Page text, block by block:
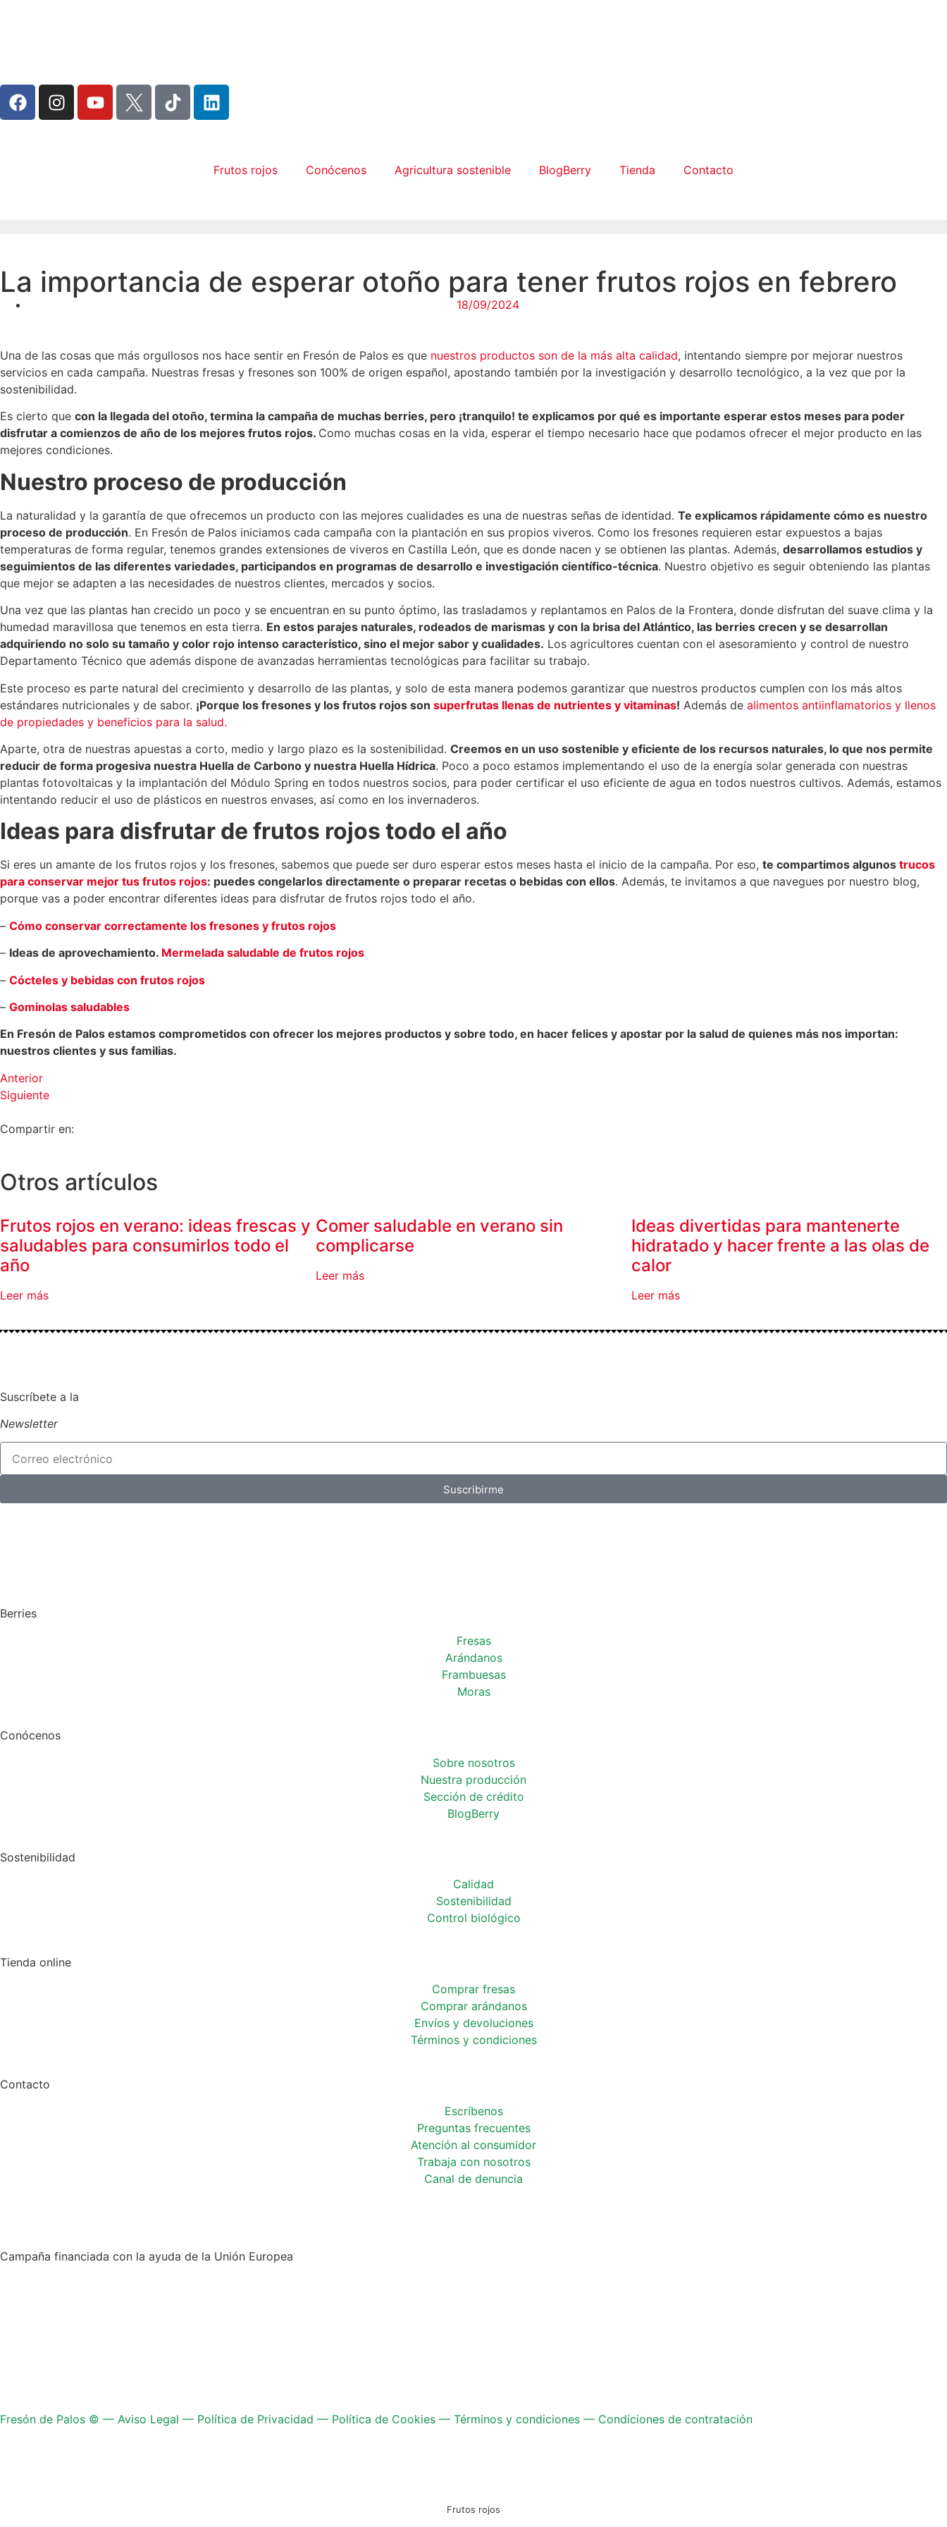
Frutos rojos Conócenos Agricultura sostenible BlogBerry Tienda Contacto
La importancia de esperar otoño para tener frutos rojos en febrero
18/09/2024
Una de las cosas que más orgullosos nos hace sentir en Fresón de Palos es que nuestros productos son de la más alta calidad, intentando siempre por mejorar nuestros
servicios en cada campaña. Nuestras fresas y fresones son 100% de origen español, apostando también por la investigación y desarrollo tecnológico, a la vez que por la
sostenibilidad.
Es cierto que con la llegada del otoño, termina la campaña de muchas berries, pero ¡tranquilo! te explicamos por qué es importante esperar estos meses para poder
disfrutar a comienzos de año de los mejores frutos rojos. Como muchas cosas en la vida, esperar el tiempo necesario hace que podamos ofrecer el mejor producto en las
mejores condiciones.
Nuestro proceso de producción
La naturalidad y la garantía de que ofrecemos un producto con las mejores cualidades es una de nuestras señas de identidad. Te explicamos rápidamente cómo es nuestro
proceso de producción. En Fresón de Palos iniciamos cada campaña con la plantación en sus propios viveros. Como los fresones requieren estar expuestos a bajas
temperaturas de forma regular, tenemos grandes extensiones de viveros en Castilla León, que es donde nacen y se obtienen las plantas. Además, desarrollamos estudios y
seguimientos de las diferentes variedades, participandos en programas de desarrollo e investigación científico-técnica. Nuestro objetivo es seguir obteniendo las plantas
que mejor se adapten a las necesidades de nuestros clientes, mercados y socios.
Una vez que las plantas han crecido un poco y se encuentran en su punto óptimo, las trasladamos y replantamos en Palos de la Frontera, donde disfrutan del suave clima y la
humedad maravillosa que tenemos en esta tierra. En estos parajes naturales, rodeados de marismas y con la brisa del Atlántico, las berries crecen y se desarrollan
adquiriendo no solo su tamaño y color rojo intenso característico, sino el mejor sabor y cualidades. Los agricultores cuentan con el asesoramiento y control de nuestro
Departamento Técnico que además dispone de avanzadas herramientas tecnológicas para facilitar su trabajo.
Este proceso es parte natural del crecimiento y desarrollo de las plantas, y solo de esta manera podemos garantizar que nuestros productos cumplen con los más altos
estándares nutricionales y de sabor. ¡Porque los fresones y los frutos rojos son superfrutas llenas de nutrientes y vitaminas! Además de alimentos antiinflamatorios y llenos
de propiedades y beneficios para la salud.
Aparte, otra de nuestras apuestas a corto, medio y largo plazo es la sostenibilidad. Creemos en un uso sostenible y eficiente de los recursos naturales, lo que nos permite
reducir de forma progesiva nuestra Huella de Carbono y nuestra Huella Hídrica. Poco a poco estamos implementando el uso de la energía solar generada con nuestras
plantas fotovoltaicas y la implantación del Módulo Spring en todos nuestros socios, para poder certificar el uso eficiente de agua en todos nuestros cultivos. Además, estamos
intentando reducir el uso de plásticos en nuestros envases, así como en los invernaderos.
Ideas para disfrutar de frutos rojos todo el año
Si eres un amante de los frutos rojos y los fresones, sabemos que puede ser duro esperar estos meses hasta el inicio de la campaña. Por eso, te compartimos algunos trucos
para conservar mejor tus frutos rojos: puedes congelarlos directamente o preparar recetas o bebidas con ellos. Además, te invitamos a que navegues por nuestro blog,
porque vas a poder encontrar diferentes ideas para disfrutar de frutos rojos todo el año.
– Cómo conservar correctamente los fresones y frutos rojos
– Ideas de aprovechamiento. Mermelada saludable de frutos rojos
– Cócteles y bebidas con frutos rojos
– Gominolas saludables
En Fresón de Palos estamos comprometidos con ofrecer los mejores productos y sobre todo, en hacer felices y apostar por la salud de quienes más nos importan:
nuestros clientes y sus familias.
Anterior
Siguiente
Compartir en:
Otros artículos
Frutos rojos en verano: ideas frescas y
saludables para consumirlos todo el
año
Leer más
Comer saludable en verano sin
complicarse
Leer más
Ideas divertidas para mantenerte
hidratado y hacer frente a las olas de
calor
Leer más
Suscríbete a la
Newsletter
Suscribirme
Berries
Fresas
Arándanos
Frambuesas
Moras
Conócenos
Sobre nosotros
Nuestra producción
Sección de crédito
BlogBerry
Sostenibilidad
Calidad
Sostenibilidad
Control biológico
Tienda online
Comprar fresas
Comprar arándanos
Envíos y devoluciones
Términos y condiciones
Contacto
Escríbenos
Preguntas frecuentes
Atención al consumidor
Trabaja con nosotros
Canal de denuncia
Campaña financiada con la ayuda de la Unión Europea
Fresón de Palos © — Aviso Legal — Política de Privacidad — Política de Cookies — Términos y condiciones — Condiciones de contratación
Frutos rojos